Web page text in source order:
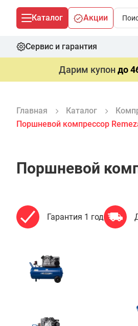
Каталог Акции
Сервис и гарантия
Дарим купондо
Главная Каталог
Поршневой компрессор
Поршневой
Гарантия 1 год